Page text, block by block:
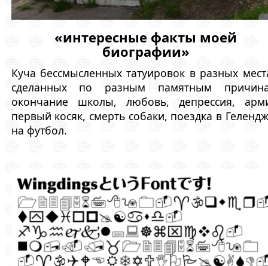
«интересные факты моей
биографии»
Куча бессмысленных татуировок в разных
сделанных по разным памятным
окончание школы, любовь, депрессия,
первый косяк, смерть собаки, поездка в
на футбол.